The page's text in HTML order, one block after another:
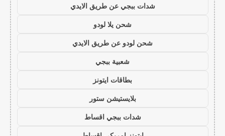
شدات ببجي عن طريق الايدي
شحن يلا لودو
شحن لودو عن طريق الايدي
شعبية ببجي
بطاقات ايتونز
بلايستيشن ستور
شدات ببجي اقساط